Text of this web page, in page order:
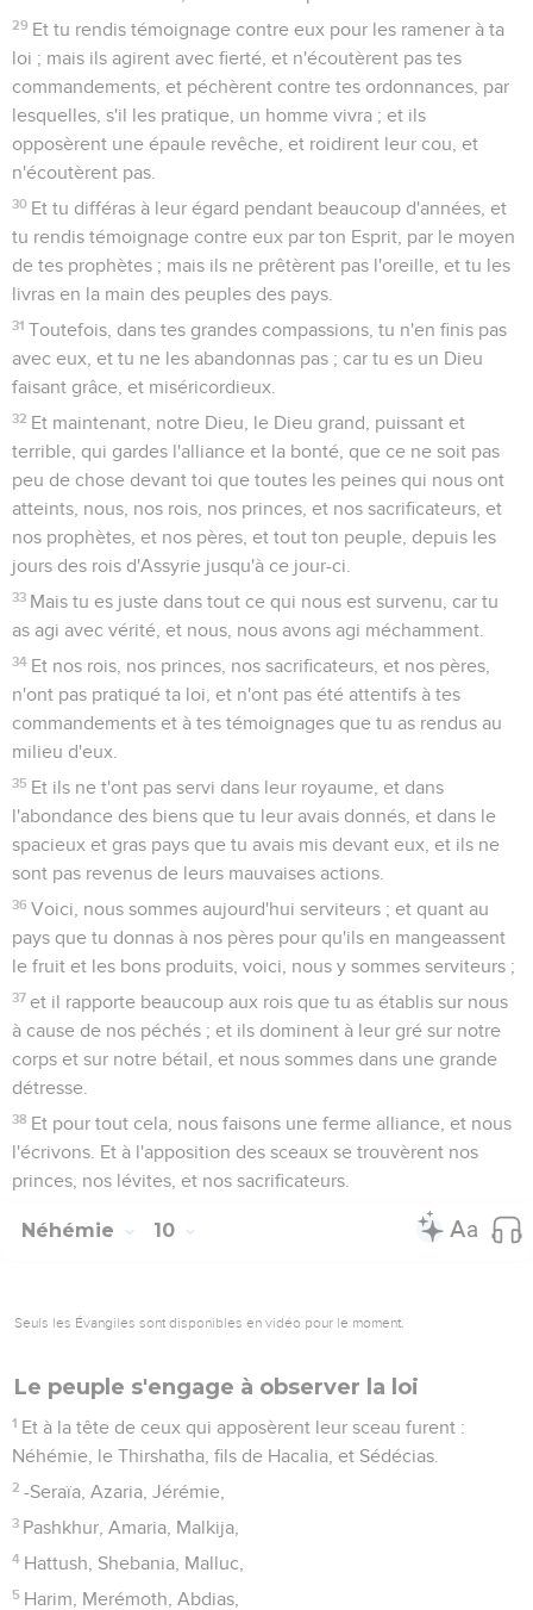
29 Et tu rendis témoignage contre eux pour les ramener à ta
loi ; mais ils agirent avec fierté, et n'écoutèrent pas tes
commandements, et péchèrent contre tes ordonnances, par
lesquelles, s'il les pratique, un homme vivra ; et ils
opposèrent une épaule revêche, et roidirent leur cou, et
n'écoutèrent pas.
30 Et tu différas à leur égard pendant beaucoup d'années, et
tu rendis témoignage contre eux par ton Esprit, par le moyen
de tes prophètes ; mais ils ne prêtèrent pas l'oreille, et tu les
livras en la main des peuples des pays.
31 Toutefois, dans tes grandes compassions, tu n'en finis pas
avec eux, et tu ne les abandonnas pas ; car tu es un Dieu
faisant grâce, et miséricordieux.
32 Et maintenant, notre Dieu, le Dieu grand, puissant et
terrible, qui gardes l'alliance et la bonté, que ce ne soit pas
peu de chose devant toi que toutes les peines qui nous ont
atteints, nous, nos rois, nos princes, et nos sacrificateurs, et
nos prophètes, et nos pères, et tout ton peuple, depuis les
jours des rois d'Assyrie jusqu'à ce jour-ci.
33 Mais tu es juste dans tout ce qui nous est survenu, car tu
as agi avec vérité, et nous, nous avons agi méchamment.
34 Et nos rois, nos princes, nos sacrificateurs, et nos pères,
n'ont pas pratiqué ta loi, et n'ont pas été attentifs à tes
commandements et à tes témoignages que tu as rendus au
milieu d'eux.
35 Et ils ne t'ont pas servi dans leur royaume, et dans
l'abondance des biens que tu leur avais donnés, et dans le
spacieux et gras pays que tu avais mis devant eux, et ils ne
sont pas revenus de leurs mauvaises actions.
36 Voici, nous sommes aujourd'hui serviteurs ; et quant au
pays que tu donnas à nos pères pour qu'ils en mangeassent
le fruit et les bons produits, voici, nous y sommes serviteurs ;
37 et il rapporte beaucoup aux rois que tu as établis sur nous
à cause de nos péchés ; et ils dominent à leur gré sur notre
corps et sur notre bétail, et nous sommes dans une grande
détresse.
38 Et pour tout cela, nous faisons une ferme alliance, et nous
l'écrivons. Et à l'apposition des sceaux se trouvèrent nos
princes, nos lévites, et nos sacrificateurs.
Néhémie 10
Seuls les Évangiles sont disponibles en vidéo pour le moment.
Le peuple s'engage à observer la loi
1 Et à la tête de ceux qui apposèrent leur sceau furent :
Néhémie, le Thirshatha, fils de Hacalia, et Sédécias.
2 -Seraïa, Azaria, Jérémie,
3 Pashkhur, Amaria, Malkija,
4 Hattush, Shebania, Malluc,
5 Harim, Merémoth, Abdias,